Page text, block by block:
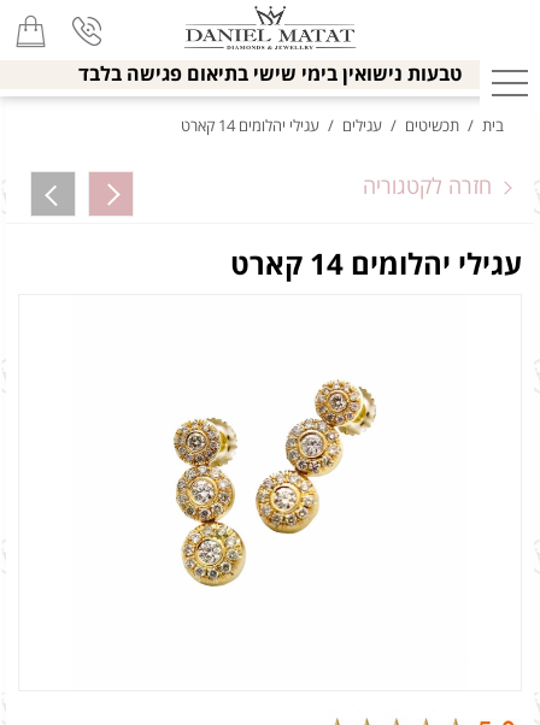
טבעות נישואין בימי שישי בתיאום פגישה בלבד
בית / תכשיטים / עגילים / עגילי יהלומים 14 קארט
חזרה לקטגוריה
עגילי יהלומים 14 קארט